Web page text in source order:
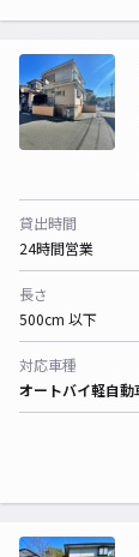
貸出時間
24時間営業
長さ
500cm 以下
対応車種
オートバイ軽自動